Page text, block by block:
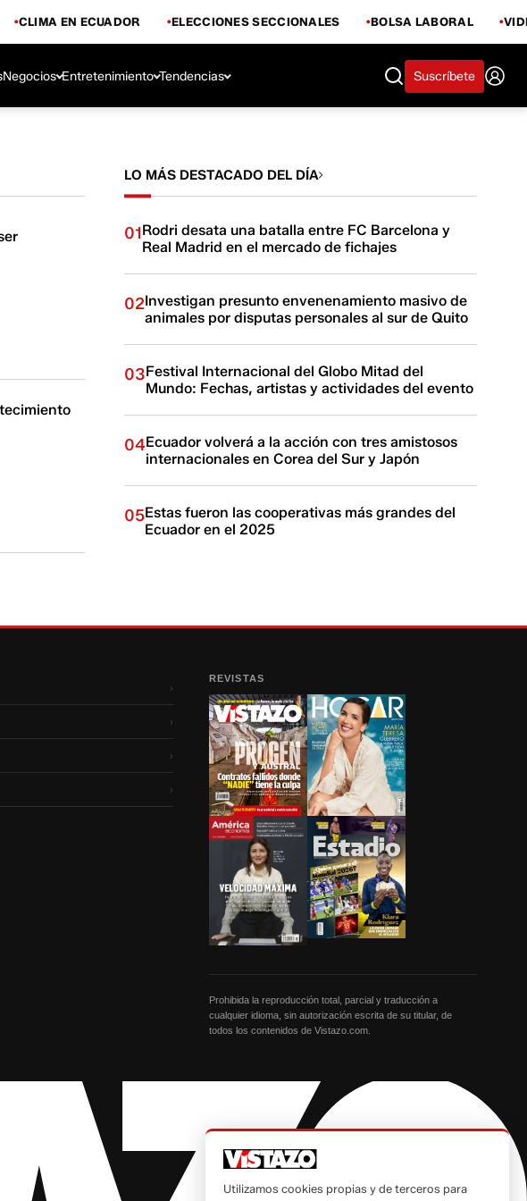
CLIMA EN ECUADOR ELECCIONES SECCIONALES BOLSA LABORAL
Negocios Entretenimiento Tendencias Suscríbete
LO MÁS DESTACADO DEL DÍA
01Rodri desata una batalla entre FC Barcelona y
Real Madrid en el mercado de fichajes
02Investigan presunto envenenamiento masivo de
animales por disputas personales al sur de Quito
03Festival Internacional del Globo Mitad del
Mundo: Fechas, artistas y actividades del evento
04Ecuador volverá a la acción con tres amistosos
internacionales en Corea del Sur y Japón
05Estas fueron las cooperativas más grandes del
Ecuador en el 2025
›
›
›
›
REVISTAS
Prohibida la reproducción total, parcial y traducción a
cualquier idioma, sin autorización escrita de su titular, de
todos los contenidos de Vistazo.com.
Utilizamos cookies propias y de terceros para